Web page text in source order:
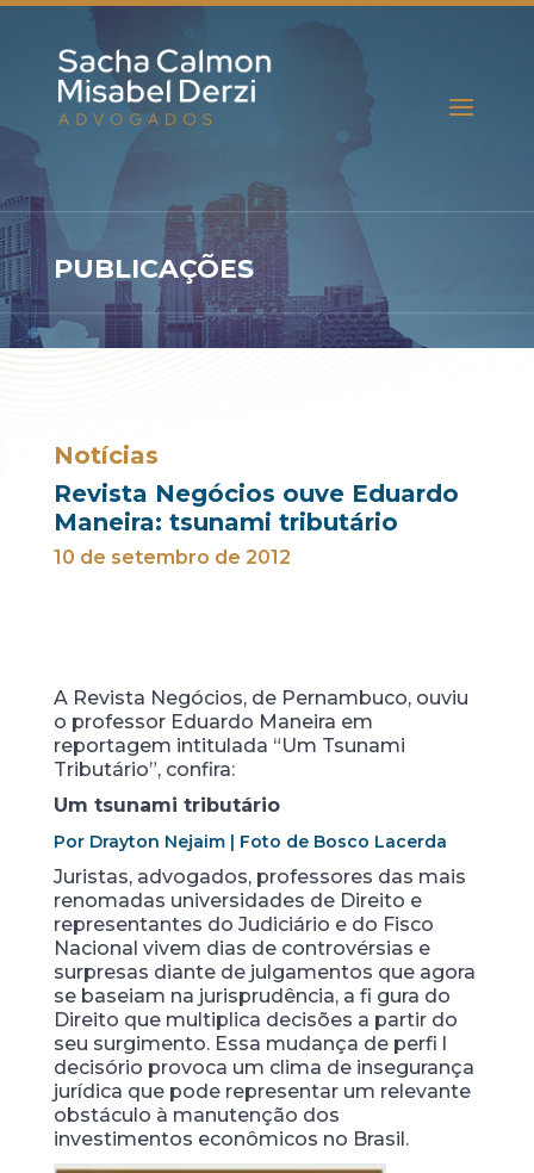
PUBLICAÇÕES
Notícias
Revista Negócios ouve Eduardo
Maneira: tsunami tributário
10 de setembro de 2012
A Revista Negócios, de Pernambuco, ouviu
o professor Eduardo Maneira em
reportagem intitulada “Um Tsunami
Tributário”, confira:
Um tsunami tributário
Por Drayton Nejaim | Foto de Bosco Lacerda
Juristas, advogados, professores das mais
renomadas universidades de Direito e
representantes do Judiciário e do Fisco
Nacional vivem dias de controvérsias e
surpresas diante de julgamentos que agora
se baseiam na jurisprudência, a fi gura do
Direito que multiplica decisões a partir do
seu surgimento. Essa mudança de perfi l
decisório provoca um clima de insegurança
jurídica que pode representar um relevante
obstáculo à manutenção dos
investimentos econômicos no Brasil.